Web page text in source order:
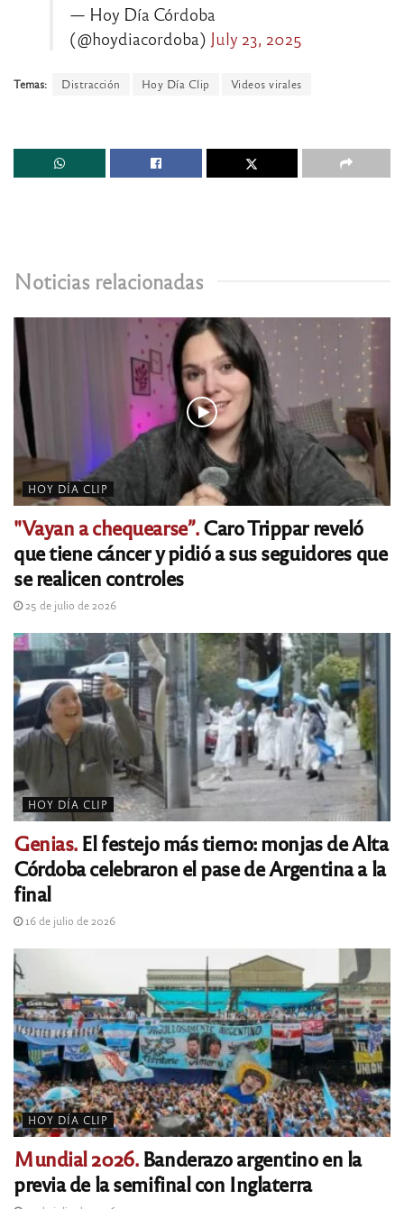
— Hoy Día Córdoba
(@hoydiacordoba) July 23, 2025
Temas: Distracción Hoy Día Clip Videos virales
Noticias relacionadas
HOY DÍA CLIP
"Vayan a chequearse”.Caro Trippar reveló
que tiene cáncer y pidió a sus seguidores que
se realicen controles
25 de julio de 2026
HOY DÍA CLIP
Genias.El festejo más tierno: monjas de Alta
Córdoba celebraron el pase de Argentina a la
final
16 de julio de 2026
HOY DÍA CLIP
Mundial 2026.Banderazo argentino en la
previa de la semifinal con Inglaterra